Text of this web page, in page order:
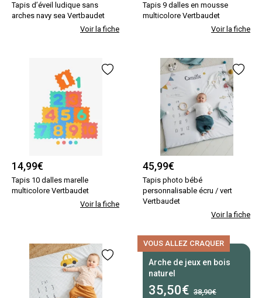
Tapis d’éveil ludique sans
arches navy sea Vertbaudet
Voir la fiche
Tapis 9 dalles en mousse
multicolore Vertbaudet
Voir la fiche
14,99€
Tapis 10 dalles marelle
multicolore Vertbaudet
Voir la fiche
45,99€
Tapis photo bébé
personnalisable écru / vert
Vertbaudet
Voir la fiche
VOUS ALLEZ CRAQUER
Arche de jeux en bois
naturel
35,50€ 38,90€